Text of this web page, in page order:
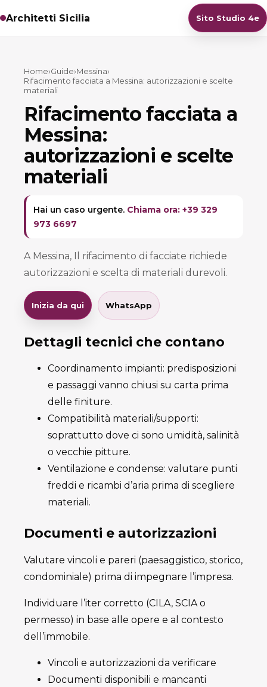
Architetti Sicilia Sito Studio 4e
Home›Guide›Messina›
Rifacimento facciata a Messina: autorizzazioni e scelte
materiali
Rifacimento facciata a
Messina:
autorizzazioni e scelte
materiali
Hai un caso urgente. Chiama ora: +39 329
973 6697
A Messina, Il rifacimento di facciate richiede
autorizzazioni e scelta di materiali durevoli.
Inizia da qui WhatsApp
Dettagli tecnici che contano
Coordinamento impianti: predisposizioni
e passaggi vanno chiusi su carta prima
delle finiture.
Compatibilità materiali/supporti:
soprattutto dove ci sono umidità, salinità
o vecchie pitture.
Ventilazione e condense: valutare punti
freddi e ricambi d’aria prima di scegliere
materiali.
Documenti e autorizzazioni
Valutare vincoli e pareri (paesaggistico, storico,
condominiale) prima di impegnare l’impresa.
Individuare l’iter corretto (CILA, SCIA o
permesso) in base alle opere e al contesto
dell’immobile.
Vincoli e autorizzazioni da verificare
Documenti disponibili e mancanti